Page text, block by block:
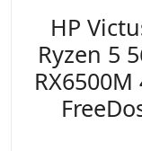
HP
Ryzen 5
RX6500M